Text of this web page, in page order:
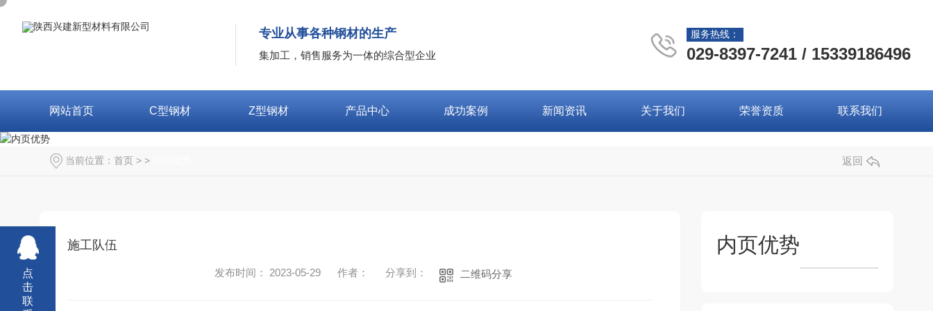
专业从事各种钢材的生产
集加工，销售服务为一体的综合型企业
服务热线：
029-8397-7241 / 15339186496
网站首页 C型钢材 Z型钢材 产品中心 成功案例 新闻资讯 关于我们 荣誉资质 联系我们
当前位置： 首页 > > 返回
施工队伍
发布时间： 2023-05-29 作者： 分享到： 二维码分享
内页优势
点
击
联